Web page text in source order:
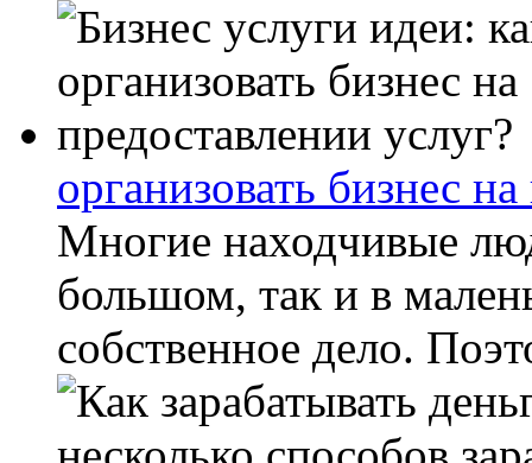
организовать бизнес
Многие находчивые
большом, так и в
собственное дело.